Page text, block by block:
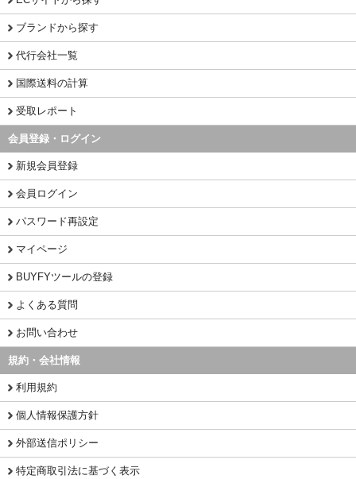
ブランドから探す
代行会社一覧
国際送料の計算
受取レポート
会員登録・ログイン
新規会員登録
会員ログイン
パスワード再設定
マイページ
BUYFYツールの登録
よくある質問
お問い合わせ
規約・会社情報
利用規約
個人情報保護方針
外部送信ポリシー
特定商取引法に基づく表示